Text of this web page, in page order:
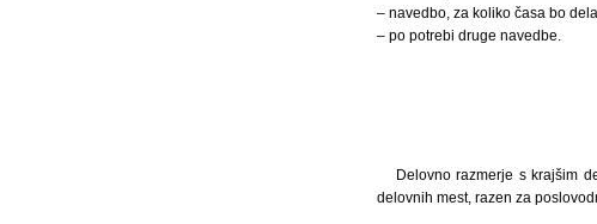
– navedbo, za koliko časa bo
– po potrebi druge navedbe.
Delovno razmerje s krajšim
delovnih mest, razen za